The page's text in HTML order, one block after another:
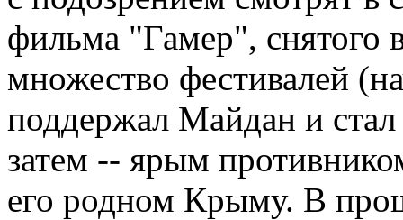
фильма "Гамер", снятого
множество фестивалей
поддержал Майдан и
затем -- ярым
его родном Крыму. В